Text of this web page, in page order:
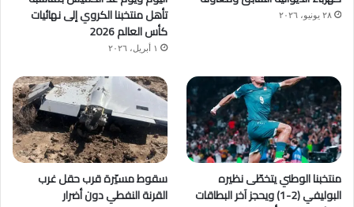
٢٨ يونيو، ٢٠٢٦
تأهل منتخبنا الكروي إلى نهائيات
كأس العالم 2026
١ أبريل، ٢٠٢٦
منتخبنا الوطني يتخطّى نظيره
البوليفي (2-1) ويحجز آخر البطاقات
سقوط مسيّرة قرب حقل غرب
القرنة النفطي دون أضرار